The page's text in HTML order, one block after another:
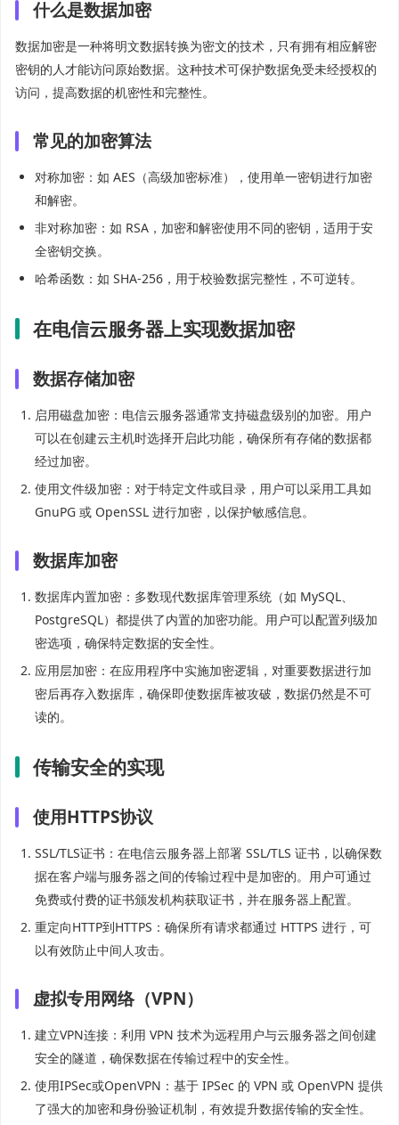
什么是数据加密
数据加密是一种将明文数据转换为密文的技术，只有拥有相应解密
密钥的人才能访问原始数据。这种技术可保护数据免受未经授权的
访问，提高数据的机密性和完整性。
常见的加密算法
对称加密：如 AES（高级加密标准），使用单一密钥进行加密
和解密。
非对称加密：如 RSA，加密和解密使用不同的密钥，适用于安
全密钥交换。
哈希函数：如 SHA-256，用于校验数据完整性，不可逆转。
在电信云服务器上实现数据加密
数据存储加密
启用磁盘加密：电信云服务器通常支持磁盘级别的加密。用户
可以在创建云主机时选择开启此功能，确保所有存储的数据都
经过加密。
使用文件级加密：对于特定文件或目录，用户可以采用工具如
GnuPG 或 OpenSSL 进行加密，以保护敏感信息。
数据库加密
数据库内置加密：多数现代数据库管理系统（如 MySQL、
PostgreSQL）都提供了内置的加密功能。用户可以配置列级加
密选项，确保特定数据的安全性。
应用层加密：在应用程序中实施加密逻辑，对重要数据进行加
密后再存入数据库，确保即使数据库被攻破，数据仍然是不可
读的。
传输安全的实现
使用HTTPS协议
SSL/TLS证书：在电信云服务器上部署 SSL/TLS 证书，以确保数
据在客户端与服务器之间的传输过程中是加密的。用户可通过
免费或付费的证书颁发机构获取证书，并在服务器上配置。
重定向HTTP到HTTPS：确保所有请求都通过 HTTPS 进行，可
以有效防止中间人攻击。
虚拟专用网络（VPN）
建立VPN连接：利用 VPN 技术为远程用户与云服务器之间创建
安全的隧道，确保数据在传输过程中的安全性。
使用IPSec或OpenVPN：基于 IPSec 的 VPN 或 OpenVPN 提供
了强大的加密和身份验证机制，有效提升数据传输的安全性。